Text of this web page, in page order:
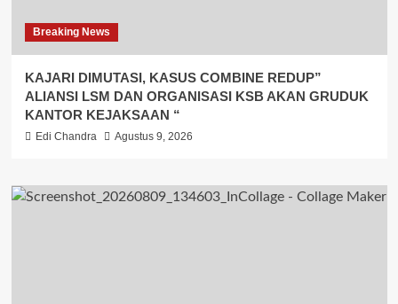
Breaking News
KAJARI DIMUTASI, KASUS COMBINE REDUP”
ALIANSI LSM DAN ORGANISASI KSB AKAN GRUDUK
KANTOR KEJAKSAAN “
Edi Chandra Agustus 9, 2026